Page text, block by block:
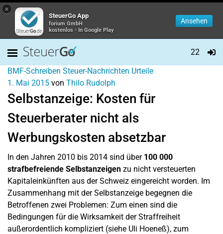
×
SteuerGo App
forium GmbH
kostenlos - In Google Play
Ansehen
22
BMF-Schreiben Steuer-Nachrichten Urteile
1. Mai 2015 von Thilo Rudolph
Selbstanzeige: Kosten für
Steuerberater nicht als
Werbungskosten absetzbar
In den Jahren 2010 bis 2014 sind über100 000
strafbefreiende Selbstanzeigen zu nicht versteuerten
Kapitaleinkünften aus der Schweiz eingereicht worden. Im
Zusammenhang mit der Selbstanzeige begegnen die
Betroffenen zwei Problemen: Zum einen sind die
Bedingungen für die Wirksamkeit der Straffreiheit
außerordentlich kompliziert (siehe Uli Hoeneß), zum